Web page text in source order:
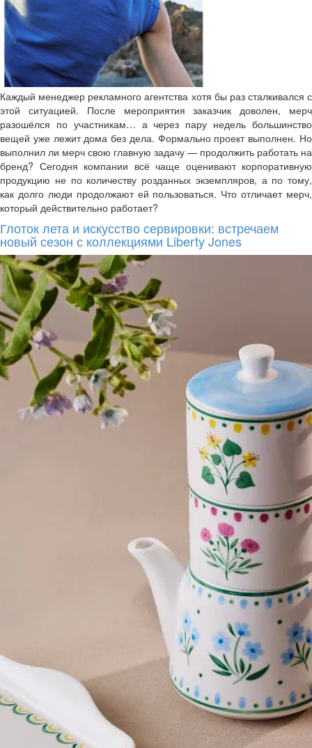
Каждый менеджер рекламного агентства хотя бы раз сталкивался с
этой ситуацией. После мероприятия заказчик доволен, мерч
разошёлся по участникам… а через пару недель большинство
вещей уже лежит дома без дела. Формально проект выполнен. Но
выполнил ли мерч свою главную задачу — продолжить работать на
бренд? Сегодня компании всё чаще оценивают корпоративную
продукцию не по количеству розданных экземпляров, а по тому,
как долго люди продолжают ей пользоваться. Что отличает мерч,
который действительно работает?
Глоток лета и искусство сервировки: встречаем
новый сезон с коллекциями Liberty Jones